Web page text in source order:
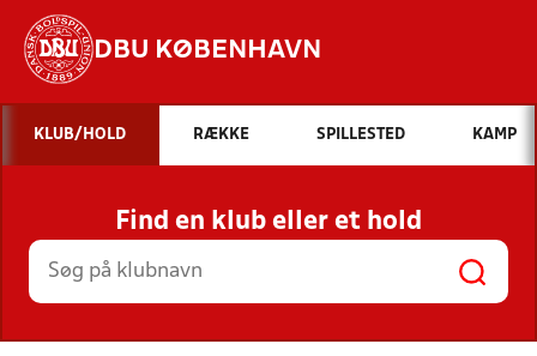
DBU KØBENHAVN
Hvad vil du søge efter?
INDHOLD OG NYHEDER
STILLINGER, RESULTATER, KLUBBER OG
HOLD
KLUB/HOLD RÆKKE SPILLESTED KAMP
Find en klub eller et hold